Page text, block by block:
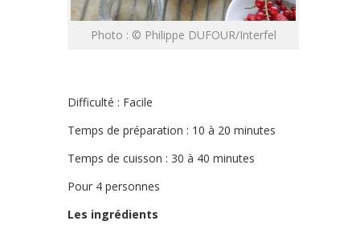
Photo : © Philippe DUFOUR/Interfel
Difficulté : Facile
Temps de préparation : 10 à 20 minutes
Temps de cuisson : 30 à 40 minutes
Pour 4 personnes
Les ingrédients